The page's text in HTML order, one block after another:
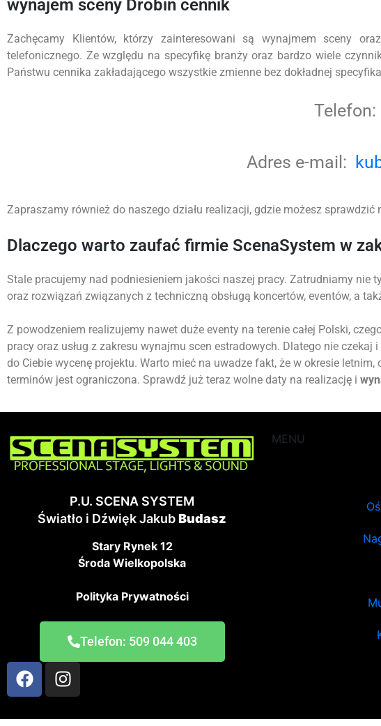
wynajem sceny Drobin cennik
Zachęcamy Klientów, którzy zainteresowani są wynajmem sceny
telefonicznego. Ze względu na specyfikę branży oraz bardzo wiele
Państwu cennika zakładającego wszystkie zmienne bez dokładnej
Telefon:
Adres e-mail:
Zapraszamy również do naszego działu realizacji, gdzie możesz
Dlaczego warto zaufać firmie ScenaSystem w
Stale pracujemy nad podniesieniem jakości naszej pracy. Zatrudniamy
oraz rozwiązań związanych z techniczną obsługą koncertów, eventów, a
Z powodzeniem realizujemy nawet duże eventy na terenie całej Polski,
pracy oraz usług z zakresu wynajmu scen estradowych. Dlatego nie
do Ciebie wycenę projektu. Warto mieć na uwadze fakt, że w okresie
terminów jest ograniczona. Sprawdź już teraz wolne daty na realizację i
P.U. SCENA SYSTEM
Światło i Dźwięk JakubBudasz
Stary Rynek 12
Środa Wielkopolska
Polityka Prywatności
Telefon: 509 044 403
MENU